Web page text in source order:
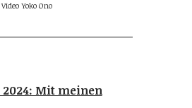
Video Yoko Ono
Mit meinen